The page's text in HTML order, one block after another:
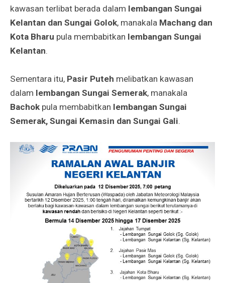
kawasan terlibat berada dalam lembangan Sungai
Kelantan dan Sungai Golok, manakala Machang dan
Kota Bharu pula membabitkan lembangan Sungai
Kelantan.
Sementara itu, Pasir Puteh melibatkan kawasan
dalam lembangan Sungai Semerak, manakala
Bachok pula membabitkan lembangan Sungai
Semerak, Sungai Kemasin dan Sungai Gali.